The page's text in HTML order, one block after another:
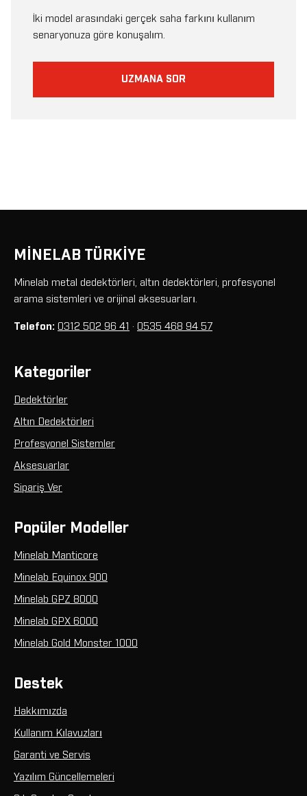
İki model arasındaki gerçek saha farkını kullanım
senaryonuza göre konuşalım.
UZMANA SOR
MİNELAB TÜRKİYE
Minelab metal dedektörleri, altın dedektörleri, profesyonel
arama sistemleri ve orijinal aksesuarları.
Telefon: 0312 502 96 41 · 0535 468 94 57
Kategoriler
Dedektörler
Altın Dedektörleri
Profesyonel Sistemler
Aksesuarlar
Sipariş Ver
Popüler Modeller
Minelab Manticore
Minelab Equinox 900
Minelab GPZ 8000
Minelab GPX 6000
Minelab Gold Monster 1000
Destek
Hakkımızda
Kullanım Kılavuzları
Garanti ve Servis
Yazılım Güncellemeleri